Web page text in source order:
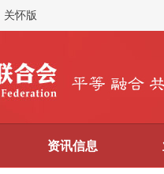
关怀版
资讯信息